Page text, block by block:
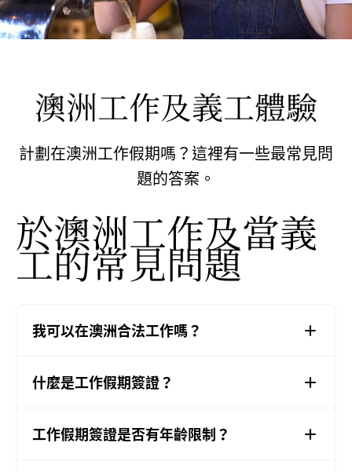
澳洲工作及義工體驗
計劃在澳洲工作假期嗎？這裡有一些最常見問
題的答案。
於澳洲工作及當義
工的常見問題
我可以在澳洲合法工作嗎？
什麼是工作假期簽證？
工作假期簽證是否有年齡限制？